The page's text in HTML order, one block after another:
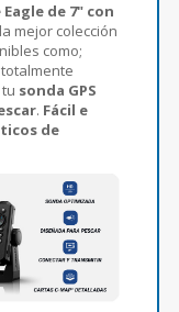
de 7" con
mejor colección
como;
sonda GPS
. Fácil e
de